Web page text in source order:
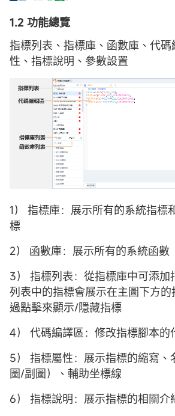
1.2 功能總覽
指標列表、指標庫、函數庫、代
性、指標說明、參數設置
1） 指標庫：展示所有的系統指標
標
2） 函數庫：展示所有的系統函數
3） 指標列表：從指標庫中可添加
列表中的指標會展示在主圖下方
過點擊來顯示/隱藏指標
4） 代碼編譯區：修改指標腳本的
5） 指標屬性：展示指標的縮寫、
圖/副圖）、輔助坐標線
6） 指標說明：展示指標的相關介